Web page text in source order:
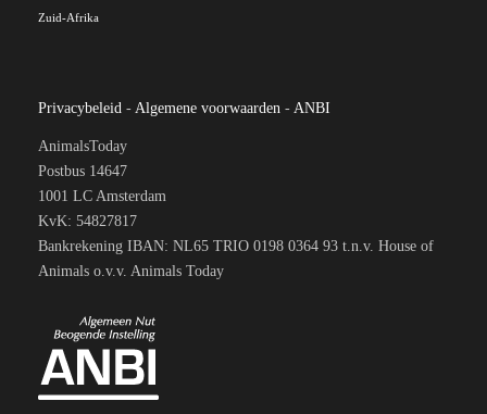
Zuid-Afrika
Privacybeleid - Algemene voorwaarden - ANBI
AnimalsToday
Postbus 14647
1001 LC Amsterdam
KvK: 54827817
Bankrekening IBAN: NL65 TRIO 0198 0364 93 t.n.v. House of
Animals o.v.v. Animals Today